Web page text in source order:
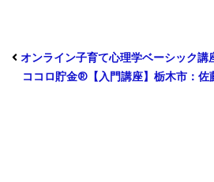
オンライン子育て心理学ベーシック講
ココロ貯金®︎【入門講座】栃木市：佐